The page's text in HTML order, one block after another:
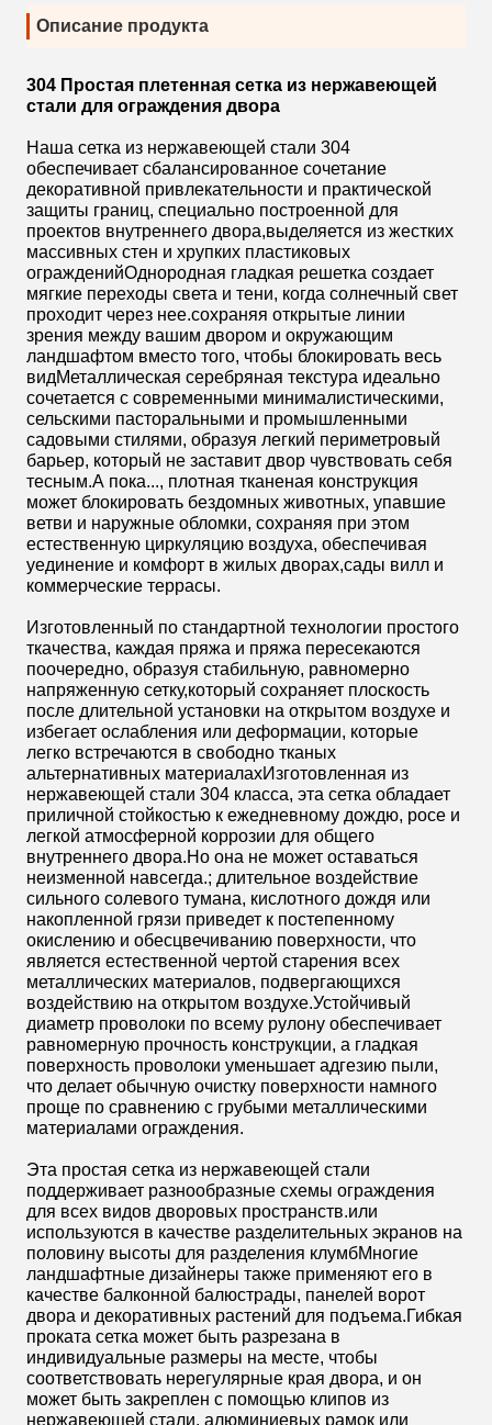
Описание продукта
304 Простая плетенная сетка из нержавеющей
стали для ограждения двора
Наша сетка из нержавеющей стали 304
обеспечивает сбалансированное сочетание
декоративной привлекательности и практической
защиты границ, специально построенной для
проектов внутреннего двора,выделяется из жестких
массивных стен и хрупких пластиковых
огражденийОднородная гладкая решетка создает
мягкие переходы света и тени, когда солнечный свет
проходит через нее.сохраняя открытые линии
зрения между вашим двором и окружающим
ландшафтом вместо того, чтобы блокировать весь
видМеталлическая серебряная текстура идеально
сочетается с современными минималистическими,
сельскими пасторальными и промышленными
садовыми стилями, образуя легкий периметровый
барьер, который не заставит двор чувствовать себя
тесным.А пока..., плотная тканеная конструкция
может блокировать бездомных животных, упавшие
ветви и наружные обломки, сохраняя при этом
естественную циркуляцию воздуха, обеспечивая
уединение и комфорт в жилых дворах,сады вилл и
коммерческие террасы.
Изготовленный по стандартной технологии простого
ткачества, каждая пряжа и пряжа пересекаются
поочередно, образуя стабильную, равномерно
напряженную сетку,который сохраняет плоскость
после длительной установки на открытом воздухе и
избегает ослабления или деформации, которые
легко встречаются в свободно тканых
альтернативных материалахИзготовленная из
нержавеющей стали 304 класса, эта сетка обладает
приличной стойкостью к ежедневному дождю, росе и
легкой атмосферной коррозии для общего
внутреннего двора.Но она не может оставаться
неизменной навсегда.; длительное воздействие
сильного солевого тумана, кислотного дождя или
накопленной грязи приведет к постепенному
окислению и обесцвечиванию поверхности, что
является естественной чертой старения всех
металлических материалов, подвергающихся
воздействию на открытом воздухе.Устойчивый
диаметр проволоки по всему рулону обеспечивает
равномерную прочность конструкции, а гладкая
поверхность проволоки уменьшает адгезию пыли,
что делает обычную очистку поверхности намного
проще по сравнению с грубыми металлическими
материалами ограждения.
Эта простая сетка из нержавеющей стали
поддерживает разнообразные схемы ограждения
для всех видов дворовых пространств.или
используются в качестве разделительных экранов на
половину высоты для разделения клумбМногие
ландшафтные дизайнеры также применяют его в
качестве балконной балюстрады, панелей ворот
двора и декоративных растений для подъема.Гибкая
проката сетка может быть разрезана в
индивидуальные размеры на месте, чтобы
соответствовать нерегулярные края двора, и он
может быть закреплен с помощью клипов из
нержавеющей стали, алюминиевых рамок или